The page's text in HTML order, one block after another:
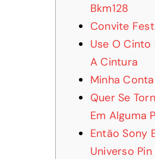
Bkm128
Convite
Use O Cinto
A Cintura
Minha Conta
Quer Se
Em Alguma
Então Sony
Universo